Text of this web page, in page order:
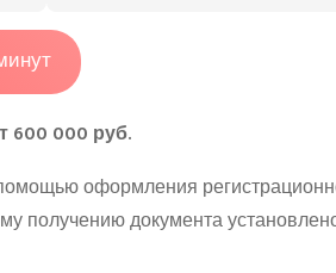
600 000 руб.
оформления
получению документа